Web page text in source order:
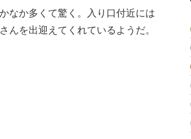
なか多くて驚く。入り口付近には
んを出迎えてくれているようだ。